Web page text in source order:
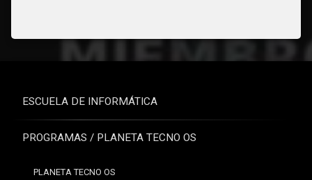
ESCUELA DE INFORMÁTICA
PROGRAMAS / PLANETA TECNO OS
PLANETA TECNO OS